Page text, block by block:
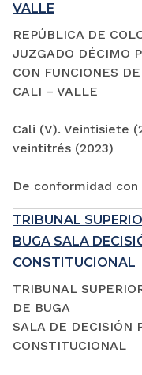
VALLE
REPÚBLICA DE
JUZGADO DÉCIMO
CON FUNCIONES
CALI – VALLE
Cali (V). Veintisiete
veintitrés (2023)
De conformidad
TRIBUNAL
BUGA SALA
CONSTITUCIONAL
TRIBUNAL
DE BUGA
SALA DE DECISIÓN
CONSTITUCIONAL